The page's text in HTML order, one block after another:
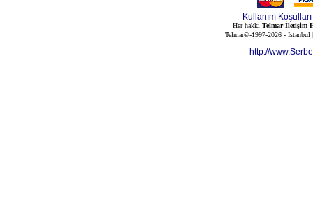
Kullanım Koşulları
Her hakkı Telmar İletişim
Telmar©-1997-2026 -
http://